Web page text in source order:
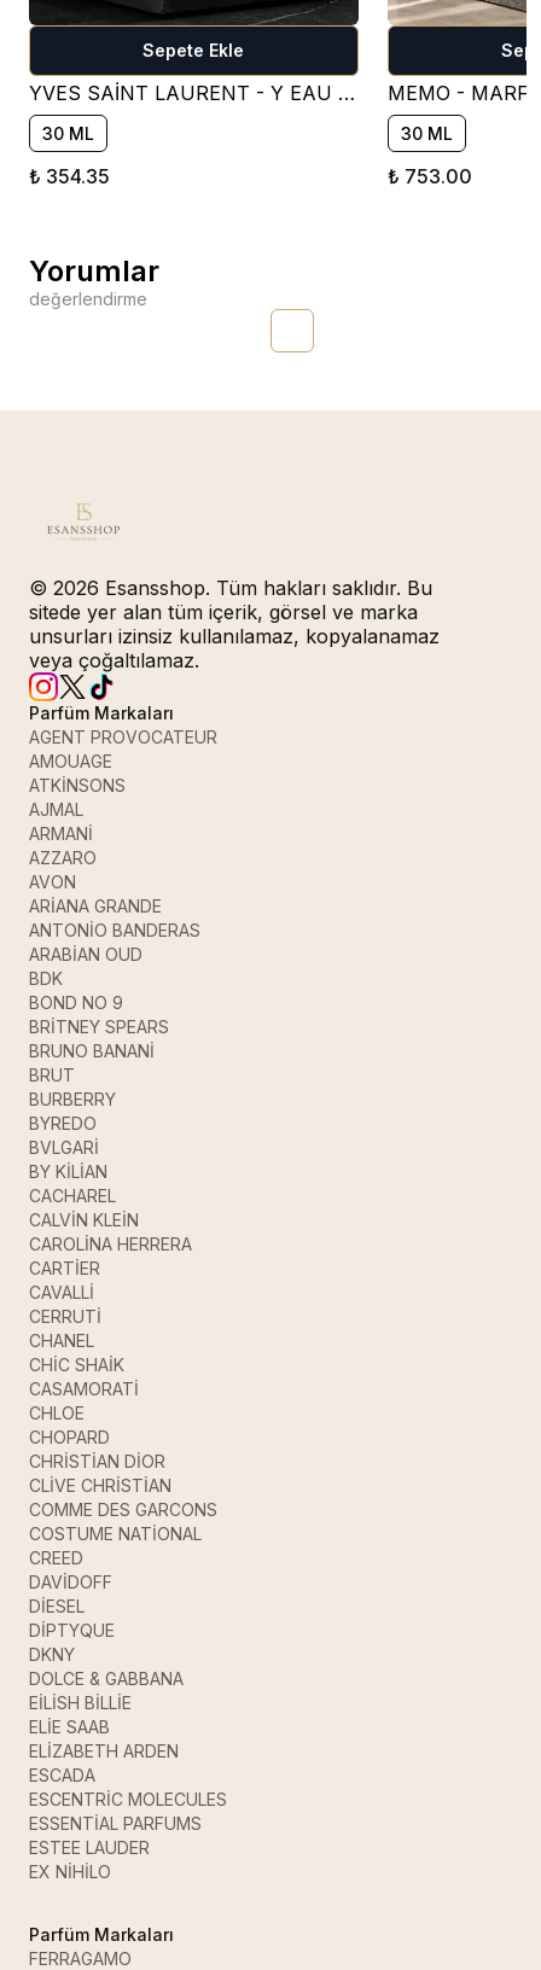
Sepete Ekle
YVES SAİNT LAURENT - Y EAU DE PARFUM PARFÜM ESANSI ( TATLI )
30 ML
₺ 354.35
30 ML
₺ 753.00
Yorumlar
değerlendirme
© 2026 Esansshop. Tüm hakları saklıdır. Bu
sitede yer alan tüm içerik, görsel ve marka
unsurları izinsiz kullanılamaz, kopyalanamaz
veya çoğaltılamaz.
Parfüm Markaları
AGENT PROVOCATEUR
AMOUAGE
ATKİNSONS
AJMAL
ARMANİ
AZZARO
AVON
ARİANA GRANDE
ANTONİO BANDERAS
ARABİAN OUD
BDK
BOND NO 9
BRİTNEY SPEARS
BRUNO BANANİ
BRUT
BURBERRY
BYREDO
BVLGARİ
BY KİLİAN
CACHAREL
CALVİN KLEİN
CAROLİNA HERRERA
CARTİER
CAVALLİ
CERRUTİ
CHANEL
CHİC SHAİK
CASAMORATİ
CHLOE
CHOPARD
CHRİSTİAN DİOR
CLİVE CHRİSTİAN
COMME DES GARCONS
COSTUME NATİONAL
CREED
DAVİDOFF
DİESEL
DİPTYQUE
DKNY
DOLCE & GABBANA
EİLİSH BİLLİE
ELİE SAAB
ELİZABETH ARDEN
ESCADA
ESCENTRİC MOLECULES
ESSENTİAL PARFUMS
ESTEE LAUDER
EX NİHİLO
Parfüm Markaları
FERRAGAMO